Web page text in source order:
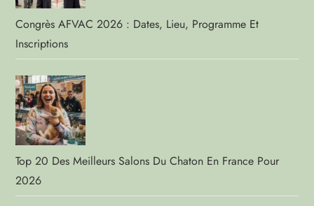
Congrès AFVAC 2026 : Dates, Lieu, Programme Et
Inscriptions
Top 20 Des Meilleurs Salons Du Chaton En France Pour
2026